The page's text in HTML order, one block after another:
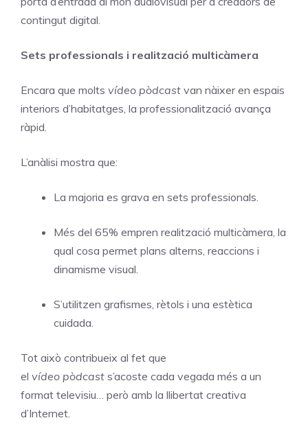
contingut digital.
Sets professionals i realització multicàmera
Encara que molts vídeo pòdcast van nàixer en espais
interiors d’habitatges, la professionalització avança
ràpid.
L’anàlisi mostra que:
La majoria es grava en sets professionals.
Més del 65% empren realització multicàmera, la
qual cosa permet plans alterns, reaccions i
dinamisme visual.
S’utilitzen grafismes, rètols i una estètica
cuidada.
Tot això contribueix al fet que
el vídeo pòdcast s’acoste cada vegada més a un
format televisiu… però amb la llibertat creativa
d’Internet.